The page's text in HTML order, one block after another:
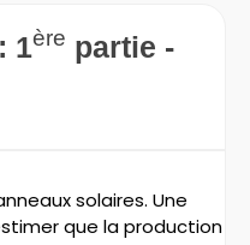
1ère partie -
solaires. Une
que la production